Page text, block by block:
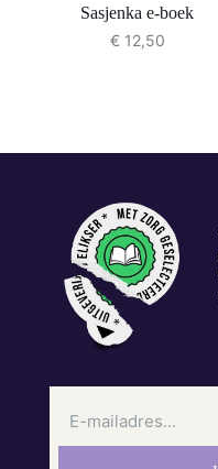
Sasjenka e-boek
€12,50